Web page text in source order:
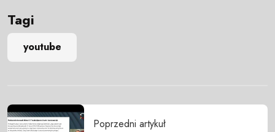
Tagi
youtube
Poprzedni artykuł